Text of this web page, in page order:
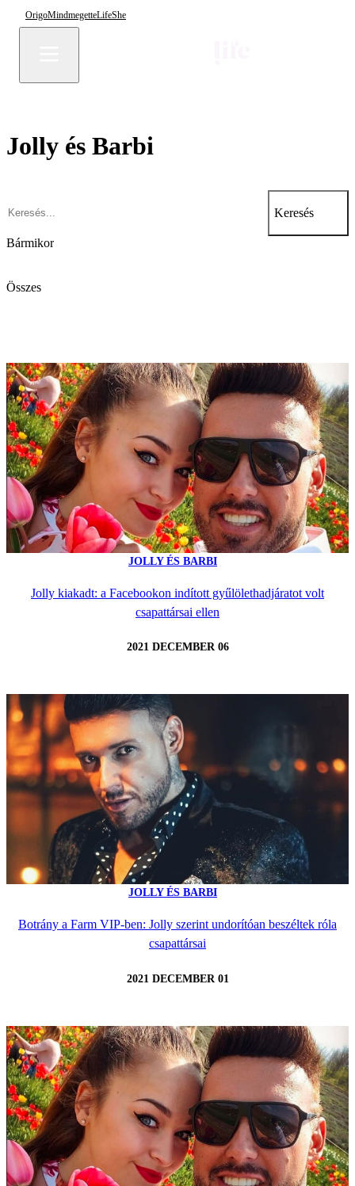
OrigoMindmegetteLifeShe
Jolly és Barbi
Keresés
Bármikor
Összes
JOLLY ÉS BARBI
Jolly kiakadt: a Facebookon indított gyűlölethadjáratot volt
csapattársai ellen
2021 DECEMBER 06
JOLLY ÉS BARBI
Botrány a Farm VIP-ben: Jolly szerint undorítóan beszéltek róla
csapattársai
2021 DECEMBER 01